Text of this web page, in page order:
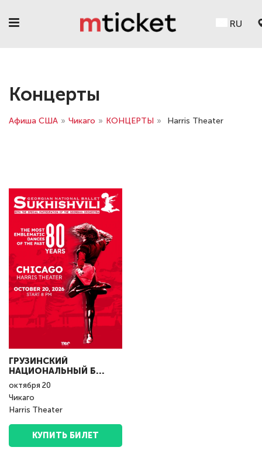
RU
Концерты
Афиша США » Чикаго » КОНЦЕРТЫ » Harris Theater
ГРУЗИНСКИЙ
НАЦИОНАЛЬНЫЙ Б...
октября 20
Чикаго
Harris Theater
КУПИТЬ БИЛЕТ